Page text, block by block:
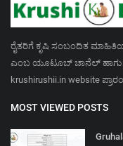
ರೈತರಿಗೆ ಕೃಷಿ ಸಂಬಂದಿತ
ಎಂಬ ಯೂಟೂಬ್ ಚಾನೆಲ್ ಹಾಗು
krushirushii.in website
MOST VIEWED POSTS